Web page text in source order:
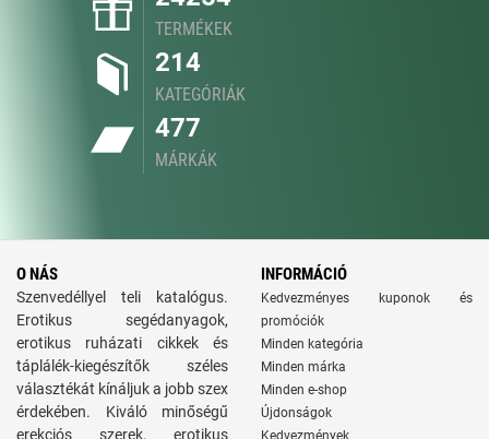
TERMÉKEK
214
KATEGÓRIÁK
477
MÁRKÁK
O NÁS
Szenvedéllyel teli katalógus.
Erotikus segédanyagok,
erotikus ruházati cikkek és
táplálék-kiegészítők széles
választékát kínáljuk a jobb szex
érdekében. Kiváló minőségű
erekciós szerek, erotikus
INFORMÁCIÓ
Kedvezményes kuponok és
promóciók
Minden kategória
Minden márka
Minden e-shop
Újdonságok
Kedvezmények